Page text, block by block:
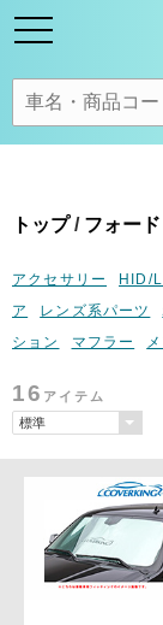
トップ/ フォー
アクセサリー HID/
ア
レンズ系パーツ
ション
マフラー
16 アイテム